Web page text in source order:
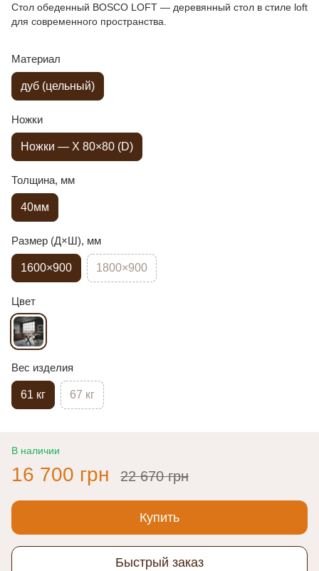
Стол обеденный BOSCO LOFT — деревянный стол в стиле loft
для современного пространства.
Материал
дуб (цельный)
Ножки
Ножки — X 80×80 (D)
Толщина, мм
40мм
Размер (Д×Ш), мм
1600×900 1800×900
Цвет
Вес изделия
61 кг 67 кг
В наличии
16 700 грн 22 670 грн
Купить
Быстрый заказ